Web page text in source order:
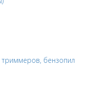
триммеров, бензопил